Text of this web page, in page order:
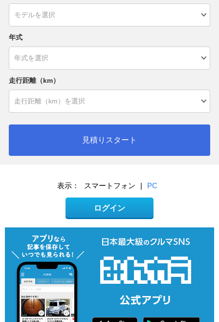
年式
走行距離（km）
見積りスタート
表示： スマートフォン | PC
ログイン